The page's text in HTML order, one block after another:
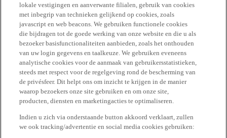
lokale vestigingen en aanverwante filialen, gebruik van cookies
met inbegrip van technieken gelijkend op cookies, zoals
javascript en web beacons. We gebruiken functionele cookies
die bijdragen tot de goede werking van onze website en die u als
bezoeker basisfunctionaliteiten aanbieden, zoals het onthouden
van uw login gegevens en taalkeuze. We gebruiken eveneens
analytische cookies voor de aanmaak van gebruikersstatistieken,
steeds met respect voor de regelgeving rond de bescherming van
de privésfeer. Dit helpt ons om inzicht te krijgen in de manier
waarop bezoekers onze site gebruiken en om onze site,
producten, diensten en marketingacties te optimaliseren.
Indien u zich via onderstaande button akkoord verklaart, zullen
we ook tracking/advertentie en social media cookies gebruiken: